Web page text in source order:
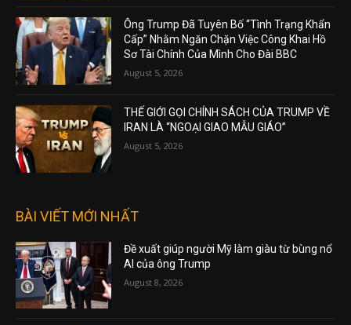
Ông Trump Đã Tuyên Bố “Tình Trạng Khẩn
Cấp” Nhằm Ngăn Chặn Việc Công Khai Hồ
Sơ Tài Chính Của Mình Cho Đài BBC
August 5, 2026
THẾ GIỚI GỌI CHÍNH SÁCH CỦA TRUMP VỀ
IRAN LÀ “NGOẠI GIAO MẪU GIÁO”
August 5, 2026
BÀI VIẾT MỚI NHẤT
Đề xuất giúp người Mỹ làm giàu từ bùng nổ
AI của ông Trump
August 8, 2026